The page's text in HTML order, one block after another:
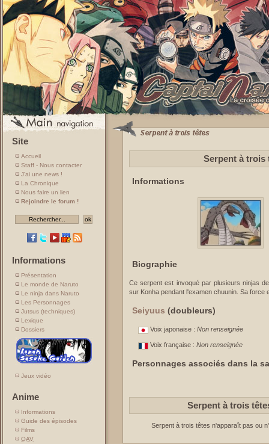
Site
Accueil
Staff - Nous contacter
J'ai une news !
La Chronique
Nous faire un lien
Rejoindre le forum !
Informations
Présentation
Le monde de Naruto
Le ninja dans Naruto
Les Personnages
Jutsus (techniques)
Lexique
Dossiers
Jeux vidéo
Anime
Informations
Guide des épisodes
Films
OAV
Serpent à trois
Informations
Biographie
Ce serpent est invoqué par plusieurs ninjas
sur Konha pendant l'examen chuunin. Sa
Seiyuus (doubleurs)
Voix japonaise : Non renseignée
Voix française : Non renseignée
Personnages associés dans la
Serpent à trois
Serpent à trois têtes n'apparaît pas ou